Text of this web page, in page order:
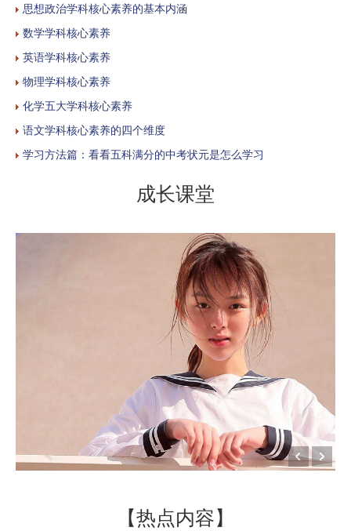
思想政治学科核心素养的基本内涵
数学学科核心素养
英语学科核心素养
物理学科核心素养
化学五大学科核心素养
语文学科核心素养的四个维度
学习方法篇：看看五科满分的中考状元是怎么学习
成长课堂
【热点内容】